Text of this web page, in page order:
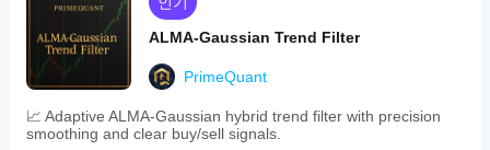
ALMA-Gaussian Trend Filter
PrimeQuant
📈 Adaptive ALMA-Gaussian hybrid trend filter with precision
smoothing and clear buy/sell signals.